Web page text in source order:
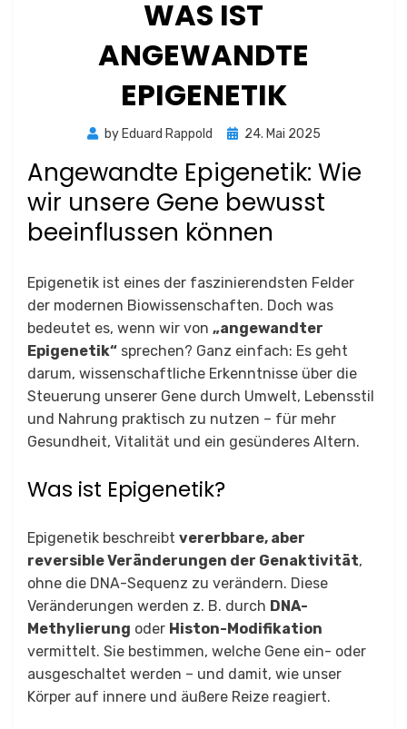
WAS IST
ANGEWANDTE
EPIGENETIK
by Eduard Rappold
Posted
24. Mai 2025
Angewandte Epigenetik: Wie
wir unsere Gene bewusst
beeinflussen können
Epigenetik ist eines der faszinierendsten Felder
der modernen Biowissenschaften. Doch was
bedeutet es, wenn wir von „angewandter
Epigenetik“ sprechen? Ganz einfach: Es geht
darum, wissenschaftliche Erkenntnisse über die
Steuerung unserer Gene durch Umwelt, Lebensstil
und Nahrung praktisch zu nutzen – für mehr
Gesundheit, Vitalität und ein gesünderes Altern.
Was ist Epigenetik?
Epigenetik beschreibt vererbbare, aber
reversible Veränderungen der Genaktivität,
ohne die DNA-Sequenz zu verändern. Diese
Veränderungen werden z. B. durch DNA-
Methylierung oder Histon-Modifikation
vermittelt. Sie bestimmen, welche Gene ein- oder
ausgeschaltet werden – und damit, wie unser
Körper auf innere und äußere Reize reagiert.